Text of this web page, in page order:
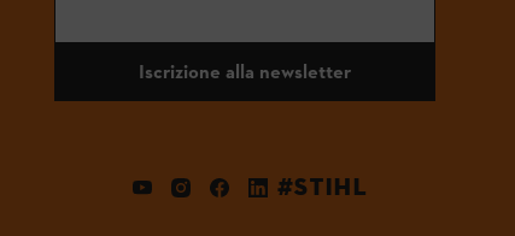
Iscrizione alla newsletter
#STIHL